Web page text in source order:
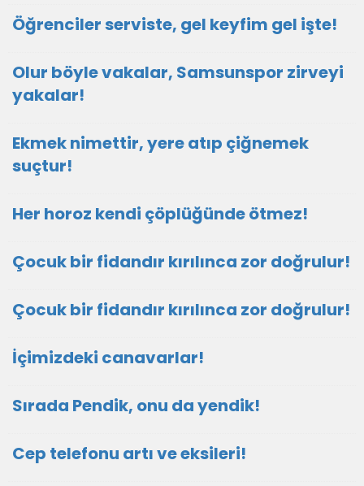
Öğrenciler serviste, gel keyfim gel işte!
Olur böyle vakalar, Samsunspor zirveyi
yakalar!
Ekmek nimettir, yere atıp çiğnemek
suçtur!
Her horoz kendi çöplüğünde ötmez!
Çocuk bir fidandır kırılınca zor doğrulur!
Çocuk bir fidandır kırılınca zor doğrulur!
İçimizdeki canavarlar!
Sırada Pendik, onu da yendik!
Cep telefonu artı ve eksileri!